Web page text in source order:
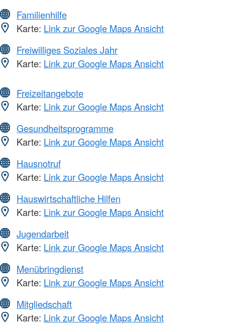
Familienhilfe
Karte: Link zur Google Maps Ansicht
Freiwilliges Soziales Jahr
Karte: Link zur Google Maps Ansicht
Freizeitangebote
Karte: Link zur Google Maps Ansicht
Gesundheitsprogramme
Karte: Link zur Google Maps Ansicht
Hausnotruf
Karte: Link zur Google Maps Ansicht
Hauswirtschaftliche Hilfen
Karte: Link zur Google Maps Ansicht
Jugendarbeit
Karte: Link zur Google Maps Ansicht
Menübringdienst
Karte: Link zur Google Maps Ansicht
Mitgliedschaft
Karte: Link zur Google Maps Ansicht